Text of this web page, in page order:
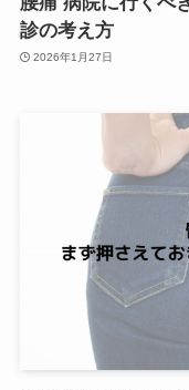
診の考え方
2026年1月27日